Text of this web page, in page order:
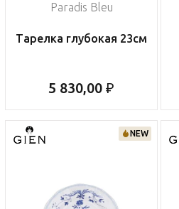
Paradis Bleu
Тарелка глубокая 23см
5 830,00 ₽
NEW